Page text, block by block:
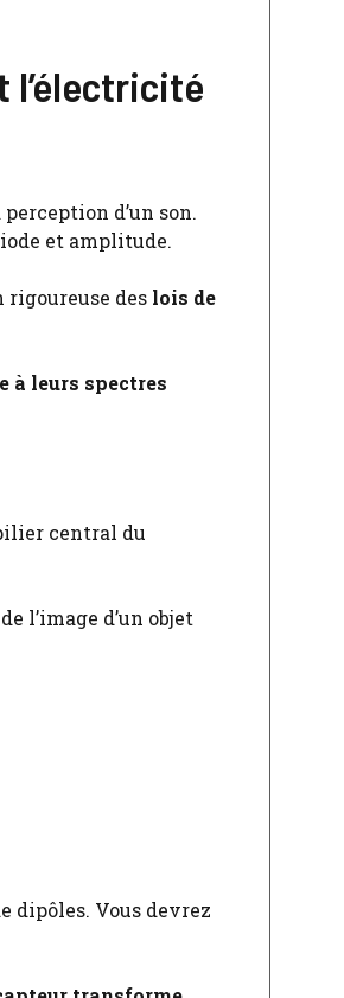
l’électricité
d’un son.
et amplitude.
des lois de
à leurs spectres
central du
l’image d’un objet
dipôles. Vous devrez